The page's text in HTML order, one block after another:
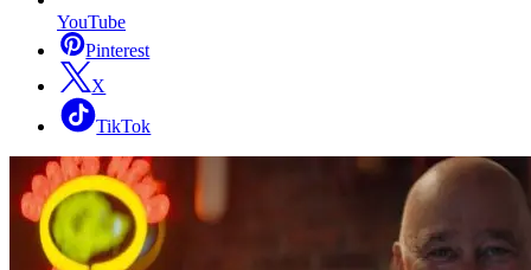
YouTube
Pinterest
X
TikTok